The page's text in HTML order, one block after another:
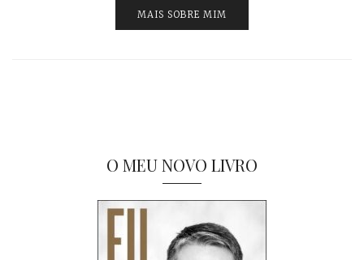
MAIS SOBRE MIM
O MEU NOVO LIVRO